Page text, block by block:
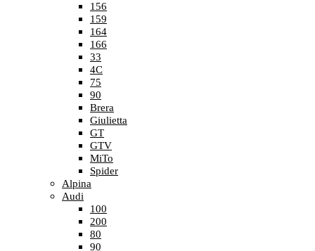
156
159
164
166
33
4C
75
90
Brera
Giulietta
GT
GTV
MiTo
Spider
Alpina
Audi
100
200
80
90